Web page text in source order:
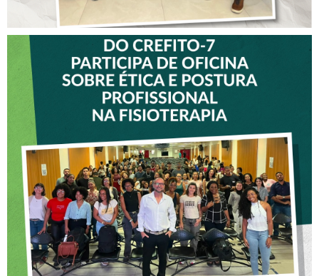
VICE-PRESIDENTE DO
CREFITO-7 PARTICIPA DE
OFICINA SOBRE ÉTICA E
POSTURA PROFISSIONAL
NA FISIOTERAPIA